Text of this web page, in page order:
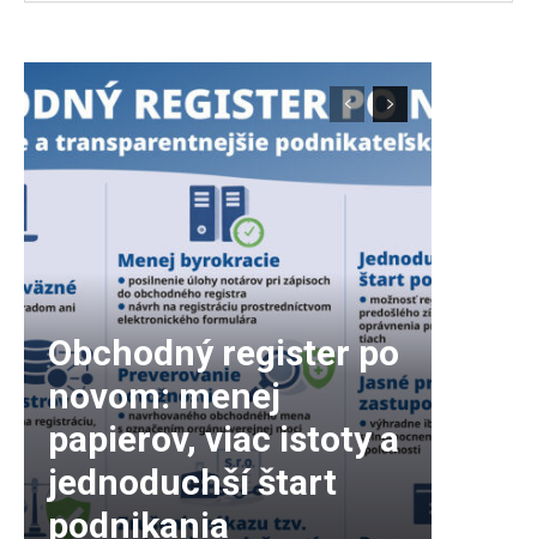
Obchodný register po
novom: menej
papierov, viac istoty a
jednoduchší štart
podnikania